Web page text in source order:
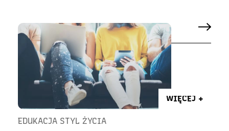
WIĘCEJ +
EDUKACJA STYL ŻYCIA